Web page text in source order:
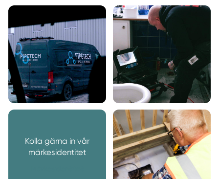
Kolla gärna in vår
märkesidentitet